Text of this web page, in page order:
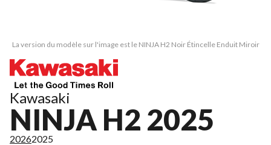
La version du modèle sur l'image est le NINJA H2 Noir Étincelle Enduit Miroir
Kawasaki
NINJA H2 2025
20262025